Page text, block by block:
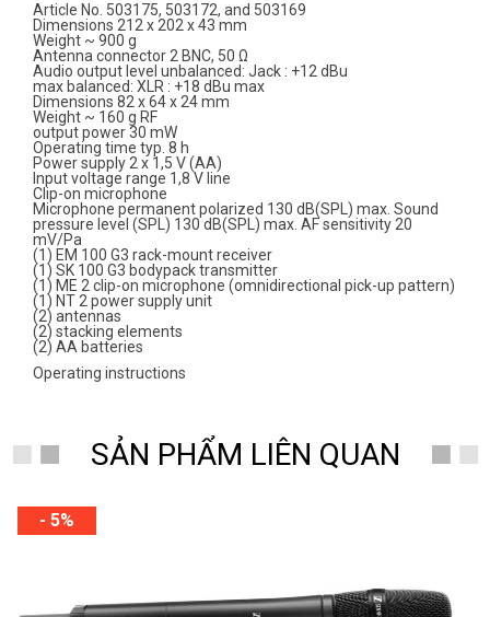
Article No. 503175, 503172, and 503169
Dimensions 212 x 202 x 43 mm
Weight ~ 900 g
Antenna connector 2 BNC, 50 Ω
Audio output level unbalanced: Jack : +12 dBu
max balanced: XLR : +18 dBu max
Dimensions 82 x 64 x 24 mm
Weight ~ 160 g RF
output power 30 mW
Operating time typ. 8 h
Power supply 2 x 1,5 V (AA)
Input voltage range 1,8 V line
Clip-on microphone
Microphone permanent polarized 130 dB(SPL) max. Sound
pressure level (SPL) 130 dB(SPL) max. AF sensitivity 20
mV/Pa
(1) EM 100 G3 rack-mount receiver
(1) SK 100 G3 bodypack transmitter
(1) ME 2 clip-on microphone (omnidirectional pick-up pattern)
(1) NT 2 power supply unit
(2) antennas
(2) stacking elements
(2) AA batteries
Operating instructions
SẢN PHẨM LIÊN QUAN
- 5%